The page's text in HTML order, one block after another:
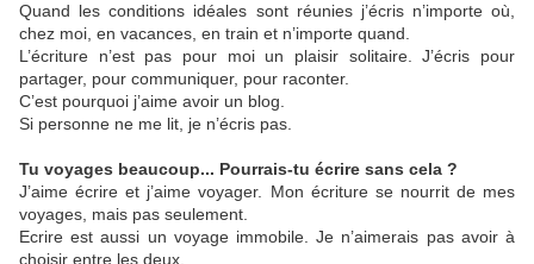
Quand les conditions idéales sont réunies j’écris n’importe où,
chez moi, en vacances, en train et n’importe quand.
L’écriture n’est pas pour moi un plaisir solitaire. J’écris pour
partager, pour communiquer, pour raconter.
C’est pourquoi j’aime avoir un blog.
Si personne ne me lit, je n’écris pas.
Tu voyages beaucoup... Pourrais-tu écrire sans cela ?
J’aime écrire et j’aime voyager. Mon écriture se nourrit de mes
voyages, mais pas seulement.
Ecrire est aussi un voyage immobile. Je n’aimerais pas avoir à
choisir entre les deux.